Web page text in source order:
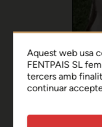
Aquest web usa
FENTPAIS SL
tercers amb
continuar